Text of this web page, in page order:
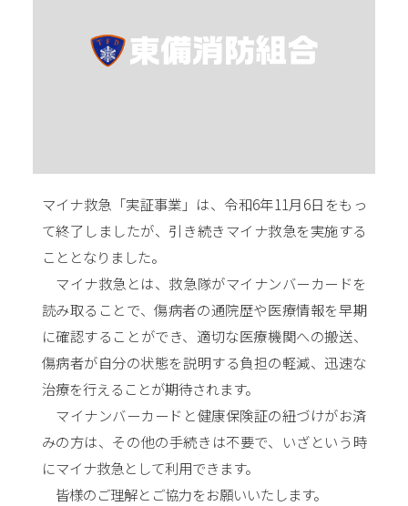
マイナ救急「実証事業」は、令和6年11月6日をもっ
て終了しましたが、引き続きマイナ救急を実施する
こととなりました。
マイナ救急とは、救急隊がマイナンバーカードを
読み取ることで、傷病者の通院歴や医療情報を早期
に確認することができ、適切な医療機関への搬送、
傷病者が自分の状態を説明する負担の軽減、迅速な
治療を行えることが期待されます。
マイナンバーカードと健康保険証の紐づけがお済
みの方は、その他の手続きは不要で、いざという時
にマイナ救急として利用できます。
皆様のご理解とご協力をお願いいたします。